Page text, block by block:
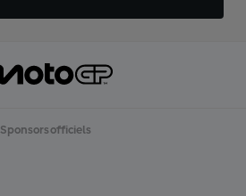
Sponsors officiels